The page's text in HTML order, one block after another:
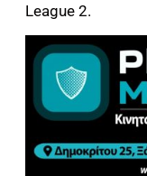
League 2.